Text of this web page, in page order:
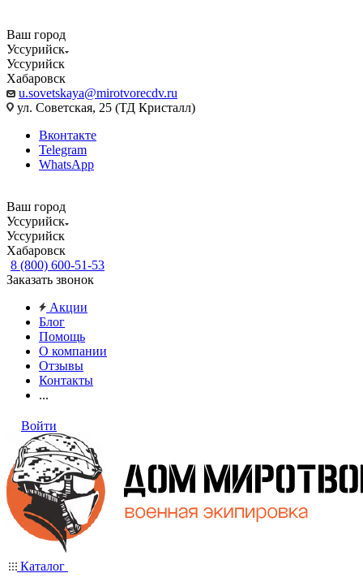
Ваш город
Уссурийск
Уссурийск
Хабаровск
u.sovetskaya@mirotvorecdv.ru
ул. Советская, 25 (ТД Кристалл)
Вконтакте
Telegram
WhatsApp
Ваш город
Уссурийск
Уссурийск
Хабаровск
8 (800) 600-51-53
Заказать звонок
Акции
Блог
Помощь
О компании
Отзывы
Контакты
...
Войти
Каталог